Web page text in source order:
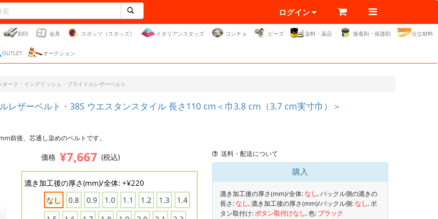
ログイン
刻印 金具 スポッツ（スタッズ） イタリアンスタッズ コンチョ ビーズ 染料・薬品 接着剤・保護剤 仕立材料
OUTLET オークション
オーク・イングリッシュ・ブライドルレザーベルト
レザーベルト・38S ウエスタンスタイル 長さ110 cm＜巾3.8 cm（3.7 cm実寸巾）＞
前後、芯通し染めのベルトです。
価格 ¥7,667 (税込)
漉き加工後の厚さ(mm)/全体: +¥220
なし
0.8 0.9 1.0 1.1 1.2 1.3
1.4
送料・配送について
購入
漉き加工後の厚さ(mm)/全体:なし, バックル側の漉きの
長さ:なし, 漉き加工後の厚さ(mm)/バックル側:なし, ボ
タン取付け:ボタン取付けなし, 色: ブラック